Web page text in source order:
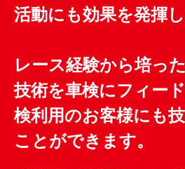
活動にも効果を発揮
レース経験から培っ
技術を車検にフィー
検利用のお客様にも
ことができます。